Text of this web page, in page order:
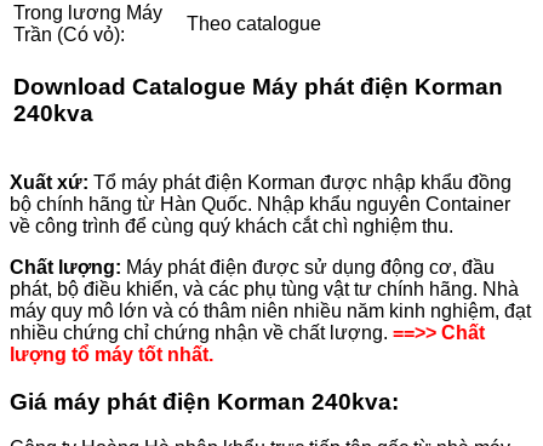
Trong lương Máy
Trần (Có vỏ):
Theo catalogue
Download Catalogue Máy phát điện Korman
240kva
Xuất xứ: Tổ máy phát điện Korman được nhập khẩu đồng
bộ chính hãng từ Hàn Quốc. Nhập khẩu nguyên Container
về công trình để cùng quý khách cắt chì nghiệm thu.
Chất lượng: Máy phát điện được sử dụng động cơ, đầu
phát, bộ điều khiển, và các phụ tùng vật tư chính hãng. Nhà
máy quy mô lớn và có thâm niên nhiều năm kinh nghiệm, đạt
nhiều chứng chỉ chứng nhận về chất lượng. ==>> Chất
lượng tổ máy tốt nhất.
Giá máy phát điện Korman 240kva: